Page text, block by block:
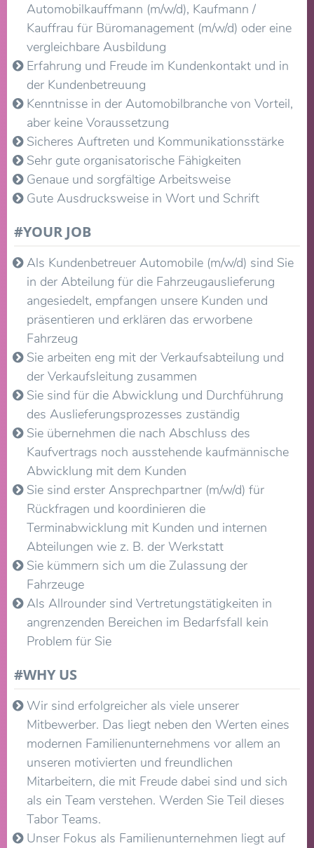
Automobilkauffmann (m/w/d), Kaufmann /
Kauffrau für Büromanagement (m/w/d) oder eine
vergleichbare Ausbildung
Erfahrung und Freude im Kundenkontakt und in
der Kundenbetreuung
​Kenntnisse in der Automobilbranche von Vorteil,
aber keine Voraussetzung
Sicheres Auftreten und Kommunikationsstärke
Sehr gute organisatorische Fähigkeiten
Genaue und sorgfältige Arbeitsweise
Gute Ausdrucksweise in Wort und Schrift
#YOUR JOB
Als Kundenbetreuer Automobile (m/w/d) sind Sie
in der Abteilung für die Fahrzeugauslieferung
angesiedelt, empfangen unsere Kunden und
präsentieren und erklären das erworbene
Fahrzeug
Sie arbeiten eng mit der Verkaufsabteilung und
der Verkaufsleitung zusammen
Sie sind für die Abwicklung und Durchführung
des Auslieferungsprozesses zuständig
Sie übernehmen die nach Abschluss des
Kaufvertrags noch ausstehende kaufmännische
Abwicklung mit dem Kunden
Sie sind erster Ansprechpartner (m/w/d) für
Rückfragen und koordinieren die
Terminabwicklung mit Kunden und internen
Abteilungen wie z. B. der Werkstatt
Sie kümmern sich um die Zulassung der
Fahrzeuge
Als Allrounder sind Vertretungstätigkeiten in
angrenzenden Bereichen im Bedarfsfall kein
Problem für Sie
#WHY US
Wir sind erfolgreicher als viele unserer
Mitbewerber. Das liegt neben den Werten eines
modernen Familienunternehmens vor allem an
unseren motivierten und freundlichen
Mitarbeitern, die mit Freude dabei sind und sich
als ein Team verstehen. Werden Sie Teil dieses
Tabor Teams.
Unser Fokus als Familienunternehmen liegt auf